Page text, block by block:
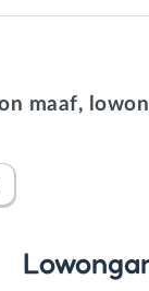
maaf,